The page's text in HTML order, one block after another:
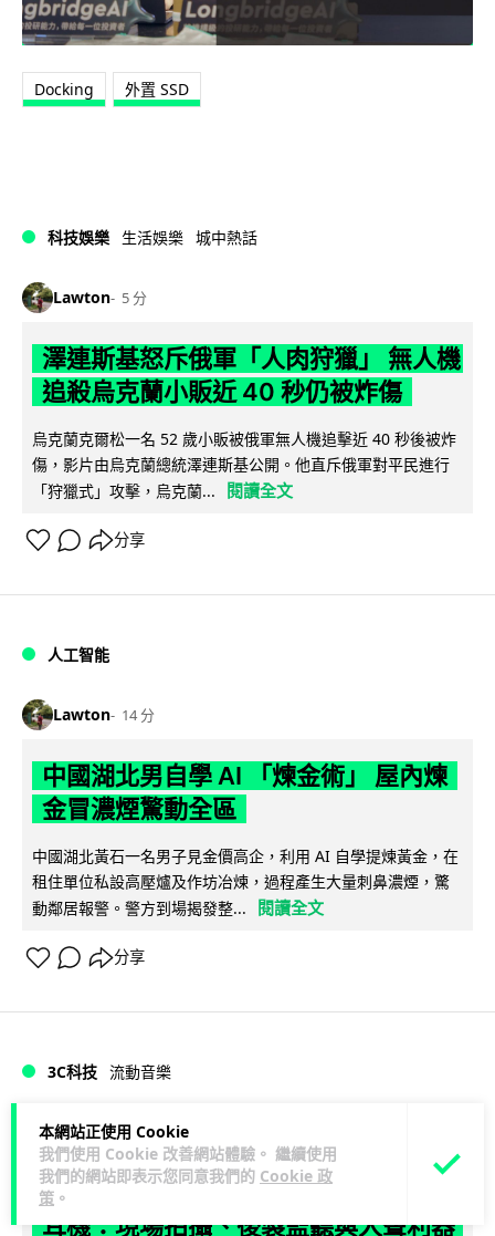
本網站正使用 Cookie
我們使用 Cookie 改善網站體驗。 繼續使用
我們的網站即表示您同意我們的 Cookie 政
策 。
Docking 外置 SSD
科技娛樂 生活娛樂 城中熱話
Lawton 5 分
澤連斯基怒斥俄軍「人肉狩獵」 無人機
追殺烏克蘭小販近 40 秒仍被炸傷
烏克蘭克爾松一名 52 歲小販被俄軍無人機追擊近 40 秒後被炸
傷，影片由烏克蘭總統澤連斯基公開。他直斥俄軍對平民進行
「狩獵式」攻擊，烏克蘭...
閱讀全文
分享
人工智能
Lawton 14 分
中國湖北男自學 AI 「煉金術」 屋內煉
金冒濃煙驚動全區
中國湖北黃石一名男子見金價高企，利用 AI 自學提煉黃金，在
租住單位私設高壓爐及作坊冶煉，過程產生大量刺鼻濃煙，驚
動鄰居報警。警方到場揭發整...
閱讀全文
分享
3C科技 流動音樂
Lawton 1 小時 89
【評測】Sony IER-M500 入耳式監聽
耳機：現場拍攝、後製監聽與人聲利器